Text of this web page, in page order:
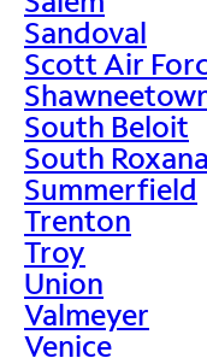
Sandoval
Scott Air
South Beloit
South Roxana
Summerfield
Trenton
Troy
Union
Valmeyer
Venice